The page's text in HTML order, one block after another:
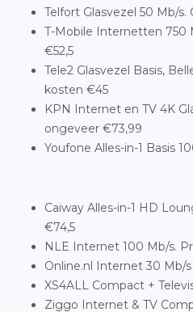
Telfort Glasvezel 50 Mb/s.
T-Mobile Internetten 750
€52,5
Tele2 Glasvezel Basis,
kosten €45
KPN Internet en TV 4K
ongeveer €73,99
Youfone Alles-in-1 Basis
Caiway Alles-in-1 HD
€74,5
NLE Internet 100 Mb/s.
Online.nl Internet 30 Mb/
XS4ALL Compact +
Ziggo Internet & TV